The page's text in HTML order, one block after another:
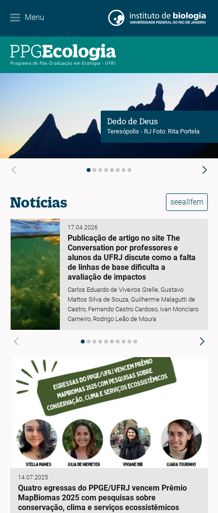
Menu
Contato
Dedo de Deus
Teresópolis - RJ Foto: Rita Portela
Notícias seeallfem
17.04.2026
Publicação de artigo no site The
Conversation por professores e
alunos da UFRJ discute como a falta
de linhas de base dificulta a
avaliação de impactos
Carlos Eduardo de Viveiros Grelle, Gustavo
Mattos Silva de Souza, Guilherme Malagutti de
Castro, Fernando Castro Cardoso, Ivan Monclaro
Carneiro, Rodrigo Leão de Moura
14.07.2025
Quatro egressas do PPGE/UFRJ vencem Prêmio
MapBiomas 2025 com pesquisas sobre
conservação, clima e serviços ecossistêmicos